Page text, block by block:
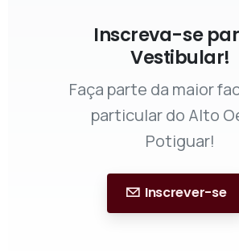
Inscreva-se
Vestibular!
Faça parte da maior
particular do Alto
Potiguar!
Inscrever-se